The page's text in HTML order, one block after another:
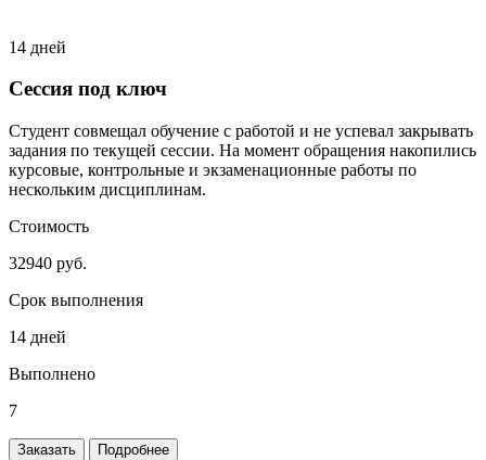
14 дней
Сессия под ключ
Студент совмещал обучение с работой и не успевал закрывать
задания по текущей сессии. На момент обращения накопились
курсовые, контрольные и экзаменационные работы по
нескольким дисциплинам.
Стоимость
32940 руб.
Срок выполнения
14 дней
Выполнено
7
Заказать Подробнее